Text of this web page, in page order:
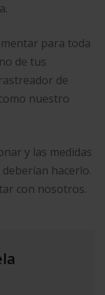
para toda
de tus
de
nuestro
y las medidas
hacerlo.
con nosotros.